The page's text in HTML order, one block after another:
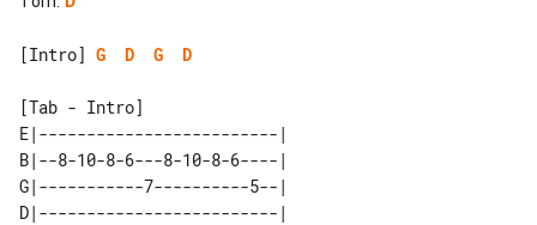
[Intro] G D G D
[Tab - Intro]
E|-------------------------|
B|--8-10-8-6---8-10-8-6----|
G|-----------7----------5--|
D|-------------------------|